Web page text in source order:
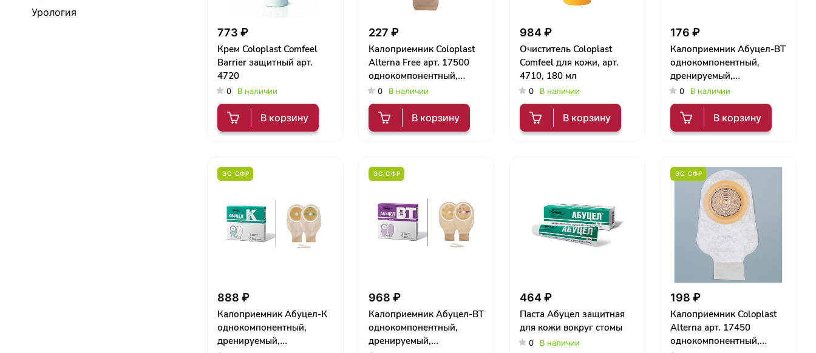
773 ₽
Крем Coloplast Comfeel
Barrier защитный арт.
4720
0 В наличии
В корзину
227 ₽
Калоприемник Coloplast
Alterna Free арт. 17500
однокомпонентный,
дренируемый,
непрозрачный с застежк
0 В наличии
В корзину
984 ₽
Очиститель Coloplast
Comfeel для кожи, арт.
4710, 180 мл
0 В наличии
В корзину
176 ₽
Калоприемник Абуцел-ВТ
однокомпонентный,
дренируемый,
непрозрачный, шт.
0 В наличии
В корзину
ЭС СФР
888 ₽
Калоприемник Абуцел-К
однокомпонентный,
дренируемый,
ЭС СФР
968 ₽
Калоприемник Абуцел-ВТ
однокомпонентный,
дренируемый,
464 ₽
Паста Абуцел защитная
для кожи вокруг стомы
0 В наличии
ЭС СФР
198 ₽
Калоприемник Coloplast
Alterna арт. 17450
однокомпонентный,
Урология